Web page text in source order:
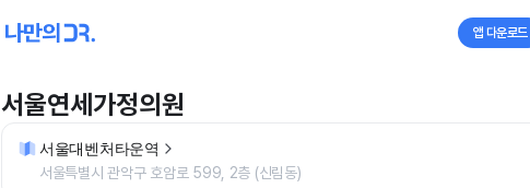
앱 다운로드
서울연세가정의원
서울대벤처타운역
서울특별시 관악구 호암로 599, 2층 (신림동)